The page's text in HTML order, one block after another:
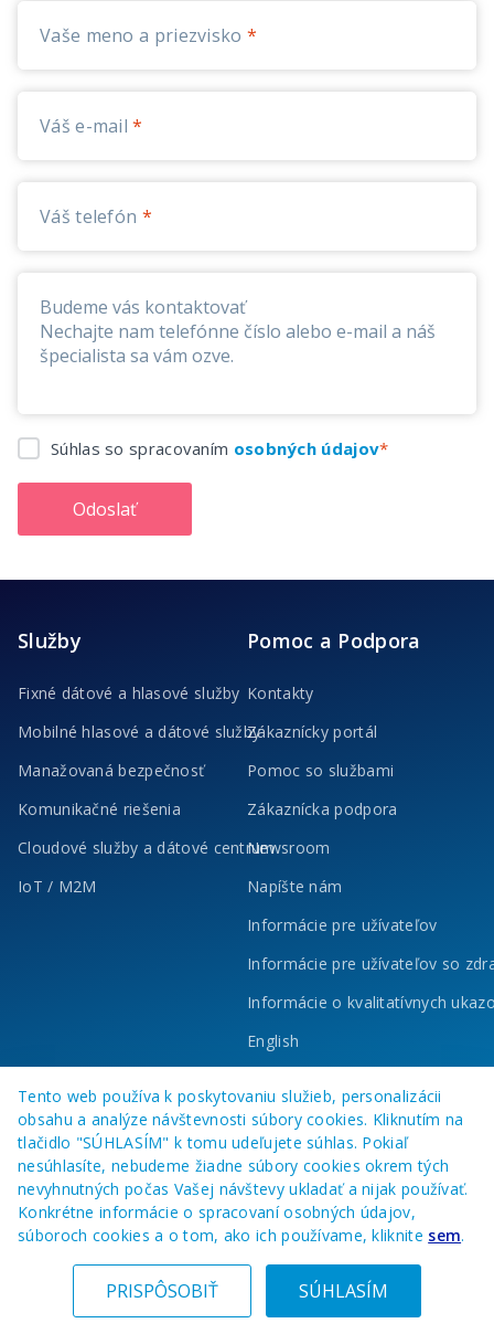
Vaše meno a priezvisko
Váš e-mail
Váš telefón
Súhlas so spracovaním osobných údajov
Odoslať
Služby
Fixné dátové a hlasové služby
Mobilné hlasové a dátové služby
Manažovaná bezpečnosť
Komunikačné riešenia
Cloudové služby a dátové centrum
IoT / M2M
Pomoc a Podpora
Kontakty
Zákaznícky portál
Pomoc so službami
Zákaznícka podpora
Newsroom
Napíšte nám
Informácie pre užívateľov
Informácie pre užívateľov so
Informácie o kvalitatívnych
English
Všetky práva vyhradené
Tento web používa k poskytovaniu služieb, personalizácii
obsahu a analýze návštevnosti súbory cookies. Kliknutím na
tlačidlo "SÚHLASÍM" k tomu udeľujete súhlas. Pokiaľ
nesúhlasíte, nebudeme žiadne súbory cookies okrem tých
nevyhnutných počas Vašej návštevy ukladať a nijak používať.
Konkrétne informácie o spracovaní osobných údajov,
súboroch cookies a o tom, ako ich používame, kliknite sem.
PRISPÔSOBIŤ SÚHLASÍM